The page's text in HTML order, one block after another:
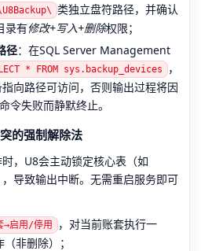
类独立盘符路径，并确认
录有修改+写入+删除权限；
径：在SQL Server Management
* FROM sys.backup_devices
，
向路径可访问，否则输出过程将因
令失败而静默终止。
的强制解除法
，U8会主动锁定核心表（如
导致输出中断。无需重启服务即可
→启用/停用
，对当前账套执行一
非删除）；